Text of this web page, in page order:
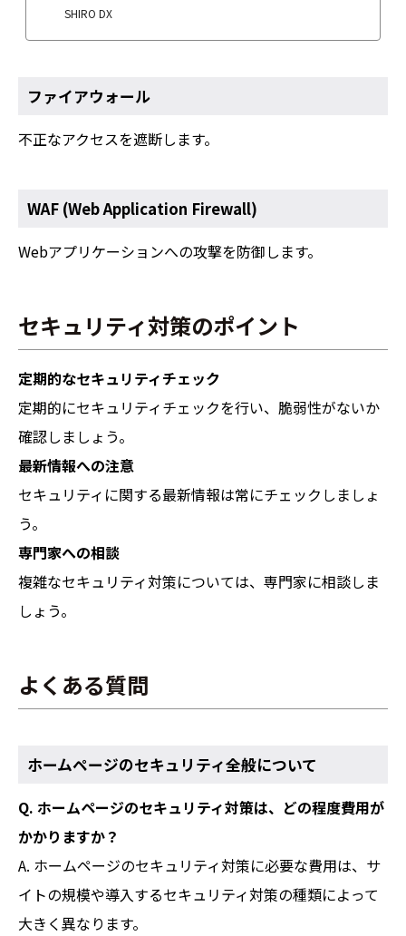
SHIRO DX
ファイアウォール
不正なアクセスを遮断します。
WAF (Web Application Firewall)
Webアプリケーションへの攻撃を防御します。
セキュリティ対策のポイント
定期的なセキュリティチェック
定期的にセキュリティチェックを行い、脆弱性がないか
確認しましょう。
最新情報への注意
セキュリティに関する最新情報は常にチェックしましょ
う。
専門家への相談
複雑なセキュリティ対策については、専門家に相談しま
しょう。
よくある質問
ホームページのセキュリティ全般について
Q. ホームページのセキュリティ対策は、どの程度費用が
かかりますか？
A. ホームページのセキュリティ対策に必要な費用は、サ
イトの規模や導入するセキュリティ対策の種類によって
大きく異なります。